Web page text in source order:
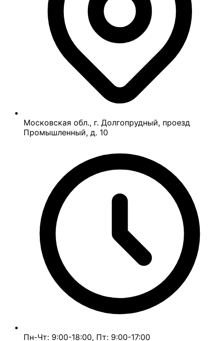
Московская обл., г. Долгопрудный, проезд
Промышленный, д. 10
Пн-Чт: 9:00-18:00, Пт: 9:00-17:00